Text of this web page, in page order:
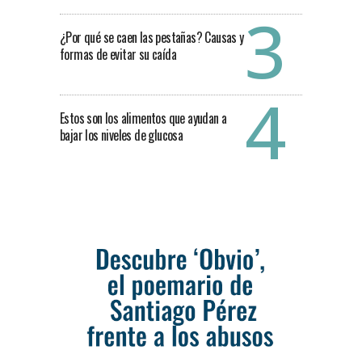
¿Por qué se caen las pestañas? Causas y
formas de evitar su caída
Estos son los alimentos que ayudan a
bajar los niveles de glucosa